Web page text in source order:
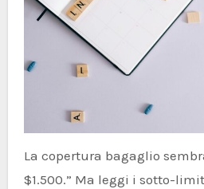
La copertura bagaglio
$1.500.” Ma leggi i sotto-